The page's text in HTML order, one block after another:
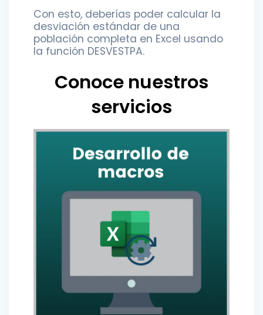
Con esto, deberías poder calcular la
desviación estándar de una
población completa en Excel usando
la función DESVESTPA.
Conoce nuestros
servicios